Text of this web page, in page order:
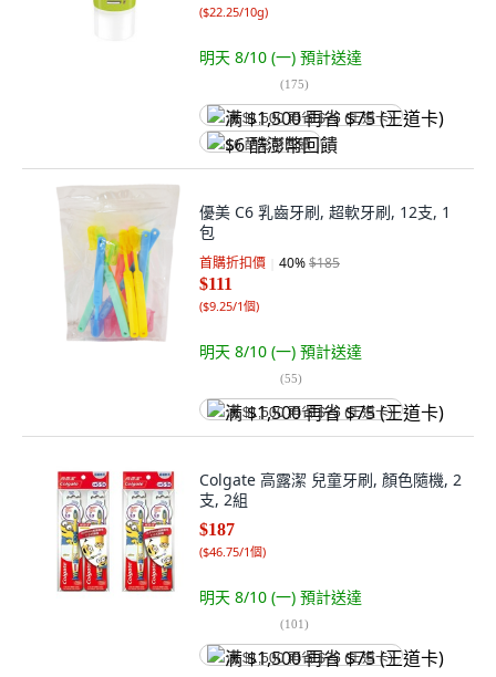
($22.25/10g)
明天 8/10 (一) 預計送達
(175)
满 $1,500 再省 $75 (王道卡)
$6 酷澎幣回饋
優美 C6 乳齒牙刷, 超軟牙刷, 12支, 1
包
首購折扣價 40%$185
$111
($9.25/1個)
明天 8/10 (一) 預計送達
(55)
满 $1,500 再省 $75 (王道卡)
Colgate 高露潔 兒童牙刷, 顏色隨機, 2
支, 2組
$187
($46.75/1個)
明天 8/10 (一) 預計送達
(101)
满 $1,500 再省 $75 (王道卡)